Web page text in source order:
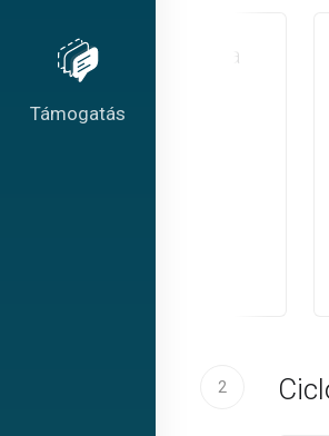
Támogatás
Platon Backup | Cota
Dispositivos
2